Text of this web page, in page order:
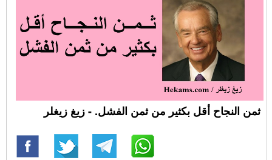
ثمن النجاح أقل بكثير من ثمن الفشل. - زيغ زيغلر